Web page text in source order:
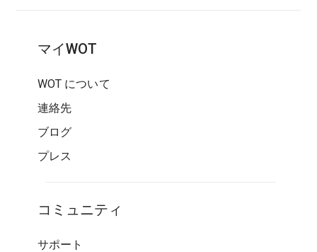
マイWOT
WOT について
連絡先
ブログ
プレス
コミュニティ
サポート